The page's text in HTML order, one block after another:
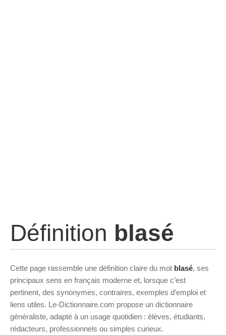
Définition blasé
Cette page rassemble une définition claire du mot blasé, ses
principaux sens en français moderne et, lorsque c’est
pertinent, des synonymes, contraires, exemples d’emploi et
liens utiles. Le-Dictionnaire.com propose un dictionnaire
généraliste, adapté à un usage quotidien : élèves, étudiants,
rédacteurs, professionnels ou simples curieux.